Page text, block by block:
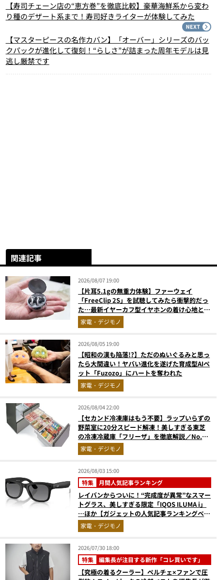
【寿司チェーン店の“恵方巻”を徹底比較】豪華海鮮系から変わ
り種のデザート系まで！寿司好きライターが体験してみた
【マスターピースの名作カバン】「オーバー」シリーズのバッ
クパックが進化して復刻！“らしさ”が詰まった周年モデルは見
逃し厳禁です
関連記事
2026/08/07 19:00
【片耳5.1gの無重力体験】ファーウェイ
「FreeClip 2S」を試聴してみたら衝撃的だっ
た…最新イヤーカフ型イヤホンの着け心地とAI
技術に感動
家電・デジモノ
2026/08/05 19:00
【昭和の漢も陥落!?】ただのぬいぐるみと思っ
たら大間違い！ヤバい進化を遂げた育成型AIペ
ット「Fuzozo」にハートを奪われた
家電・デジモノ
2026/08/04 22:00
【セカンド冷凍庫はもう不要】ラップいらずの
野菜室に20分スピード解凍！美しすぎる東芝
の冷凍冷蔵庫「フリーザ」を徹底解説／No.1
モノ雑誌編集長が選ぶ『センスがいい家電』
Vol.10
家電・デジモノ
2026/08/03 15:00
特集 月間人気記事ランキング
レイバンからついに！“完成度が異常”なスマー
トグラス、美しすぎる限定「IQOS ILUMA i」
…ほか【ガジェットの人気記事ランキングベス
ト3】（2026年6月版）
家電・デジモノ
2026/07/30 18:00
特集 編集長が注目する新作「コレ買いです」
【究極の着るクーラー】ペルチェ×ファンで圧